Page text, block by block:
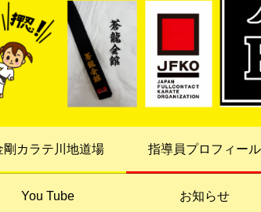
剛カラテ川地道場 指導員プロフィール
You Tube お知らせ